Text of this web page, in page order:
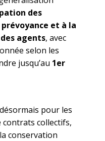
des
prévoyance et à la
agents, avec
selon les
jusqu’au 1er
pour les
contrats collectifs,
conservation